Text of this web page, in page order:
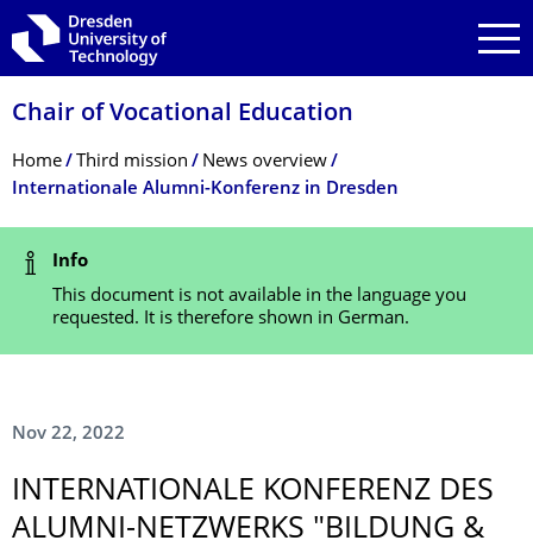
Skip to main navigation
Skip to search
Skip to content
Chair of Vocational Education
Breadcrumb Menu
Home Third mission
News overview
Internationale Alumni-Konferenz in Dresden
Status Message
Info
This document is not available in the language you
requested. It is therefore shown in German.
Nov 22, 2022
INTERNATIONALE KONFERENZ DES
ALUMNI-NETZWERKS "BILDUNG &